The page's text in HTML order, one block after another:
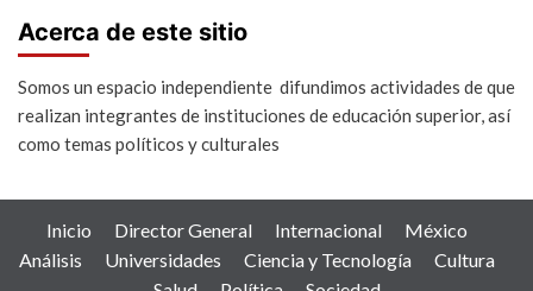
Acerca de este sitio
Somos un espacio independiente difundimos actividades de que
realizan integrantes de instituciones de educación superior, así
como temas políticos y culturales
Inicio Director General Internacional
México
Análisis
Universidades Ciencia y Tecnología
Cultura